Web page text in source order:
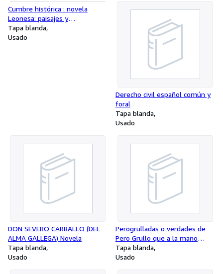
Cumbre histórica : novela
Leonesa: paisajes y
costumbres de la montaña
leonesa
Tapa blanda
Usado
Derecho civil español común y
foral
Tapa blanda
Usado
DON SEVERO CARBALLO (DEL
ALMA GALLEGA) Novela
Tapa blanda
Usado
Perogrulladas o verdades de
Pero Grullo que a la mano
cerrada llamaba puño .
Tapa blanda
Usado